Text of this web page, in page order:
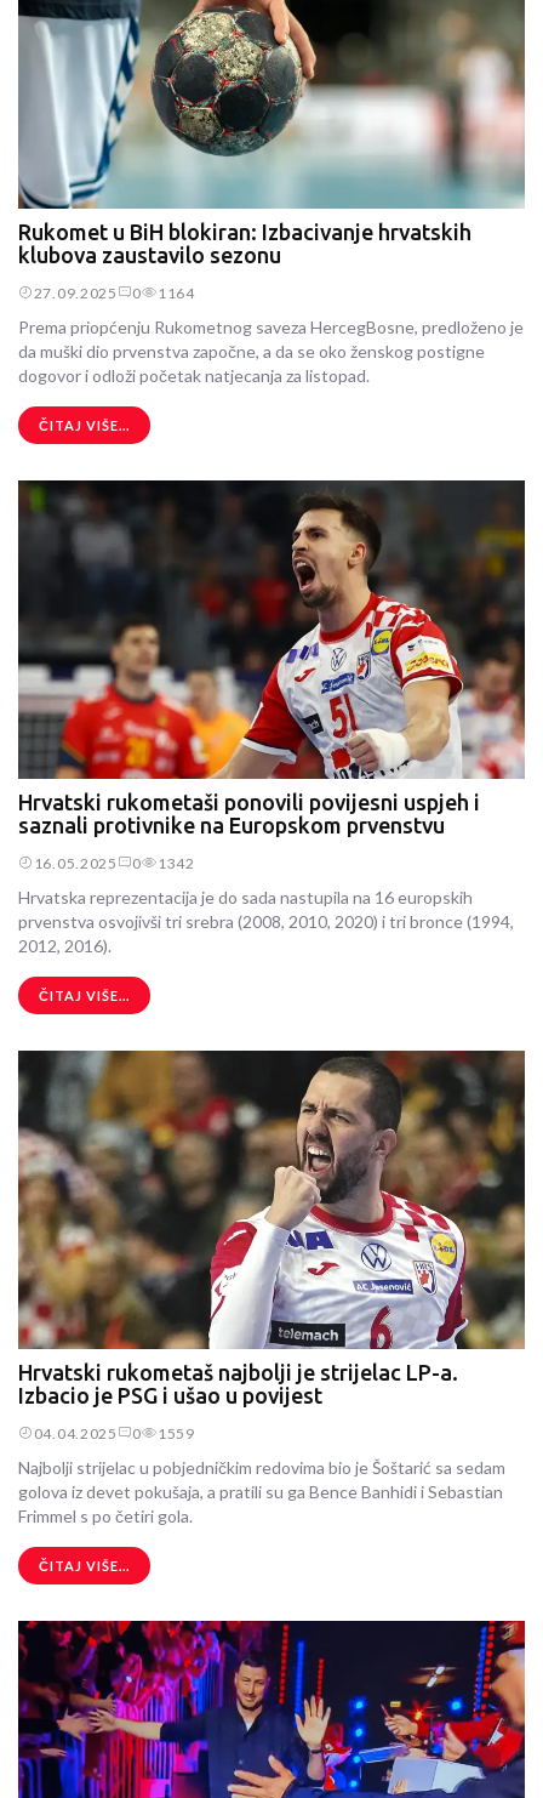
Rukomet u BiH blokiran: Izbacivanje hrvatskih
klubova zaustavilo sezonu
27.09.2025 0 1164
Prema priopćenju Rukometnog saveza HercegBosne, predloženo je
da muški dio prvenstva započne, a da se oko ženskog postigne
dogovor i odloži početak natjecanja za listopad.
ČITAJ VIŠE...
Hrvatski rukometaši ponovili povijesni uspjeh i
saznali protivnike na Europskom prvenstvu
16.05.2025 0 1342
Hrvatska reprezentacija je do sada nastupila na 16 europskih
prvenstva osvojivši tri srebra (2008, 2010, 2020) i tri bronce (1994,
2012, 2016).
ČITAJ VIŠE...
Hrvatski rukometaš najbolji je strijelac LP-a.
Izbacio je PSG i ušao u povijest
04.04.2025 0 1559
Najbolji strijelac u pobjedničkim redovima bio je Šoštarić sa sedam
golova iz devet pokušaja, a pratili su ga Bence Banhidi i Sebastian
Frimmel s po četiri gola.
ČITAJ VIŠE...